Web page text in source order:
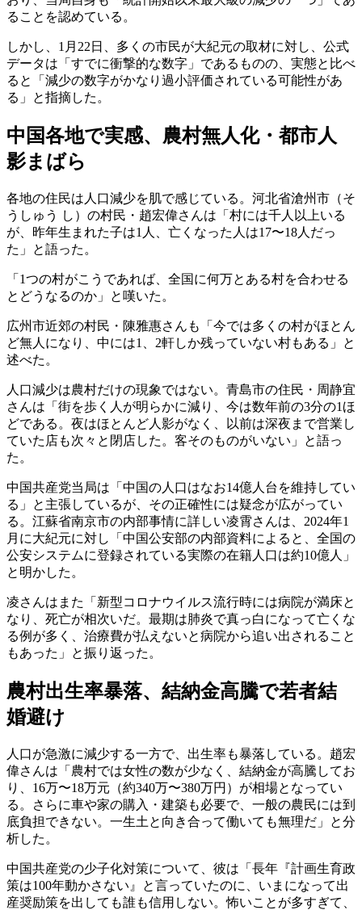
ることを認めている。
しかし、1月22日、多くの市民が大紀元の取材に対し、公式
データは「すでに衝撃的な数字」であるものの、実態と比べ
ると「減少の数字がかなり過小評価されている可能性があ
る」と指摘した。
中国各地で実感、農村無人化・都市人
影まばら
各地の住民は人口減少を肌で感じている。河北省滄州市（そ
うしゅう し）の村民・趙宏偉さんは「村には千人以上いる
が、昨年生まれた子は1人、亡くなった人は17〜18人だっ
た」と語った。
「1つの村がこうであれば、全国に何万とある村を合わせる
とどうなるのか」と嘆いた。
広州市近郊の村民・陳雅惠さんも「今では多くの村がほとん
ど無人になり、中には1、2軒しか残っていない村もある」と
述べた。
人口減少は農村だけの現象ではない。青島市の住民・周静宜
さんは「街を歩く人が明らかに減り、今は数年前の3分の1ほ
どである。夜はほとんど人影がなく、以前は深夜まで営業し
ていた店も次々と閉店した。客そのものがいない」と語っ
た。
中国共産党当局は「中国の人口はなお14億人台を維持してい
る」と主張しているが、その正確性には疑念が広がってい
る。江蘇省南京市の内部事情に詳しい凌霄さんは、2024年1
月に大紀元に対し「中国公安部の内部資料によると、全国の
公安システムに登録されている実際の在籍人口は約10億人」
と明かした。
凌さんはまた「新型コロナウイルス流行時には病院が満床と
なり、死亡が相次いだ。最期は肺炎で真っ白になって亡くな
る例が多く、治療費が払えないと病院から追い出されること
もあった」と振り返った。
農村出生率暴落、結納金高騰で若者結
婚避け
人口が急激に減少する一方で、出生率も暴落している。趙宏
偉さんは「農村では女性の数が少なく、結納金が高騰してお
り、16万〜18万元（約340万〜380万円）が相場となってい
る。さらに車や家の購入・建築も必要で、一般の農民には到
底負担できない。一生土と向き合って働いても無理だ」と分
析した。
中国共産党の少子化対策について、彼は「長年『計画生育政
策は100年動かさない』と言っていたのに、いまになって出
産奨励策を出しても誰も信用しない。怖いことが多すぎて、